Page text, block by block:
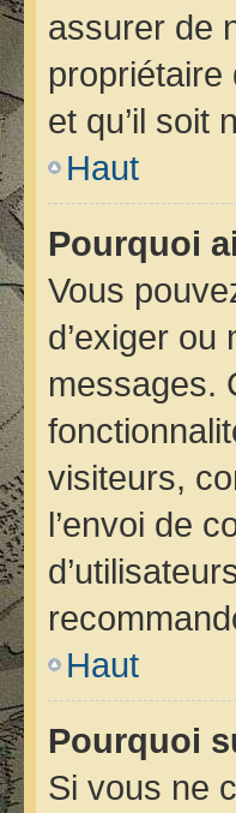
assurer de
propriétaire
et qu’il soit
Haut
Pourquoi
Vous
d’exiger
messages.
visiteurs,
l’envoi de
Haut
Pourquoi
Si vous ne